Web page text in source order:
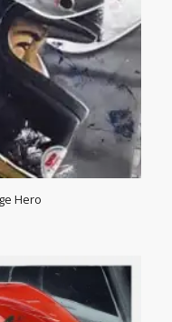
Hero